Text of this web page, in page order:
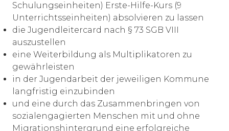
Schulungseinheiten) Erste-Hilfe-Kurs (9
Unterrichtsseinheiten) absolvieren zu lassen
die Jugendleitercard nach § 73 SGB VIII
auszustellen
eine Weiterbildung als Multiplikatoren zu
gewährleisten
in der Jugendarbeit der jeweiligen Kommune
langfristig einzubinden
und eine durch das Zusammenbringen von
sozialengagierten Menschen mit und ohne
Migrationshintergrund eine erfolgreiche